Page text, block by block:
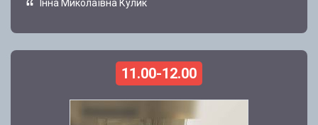
Інна Миколаївна Кулик
11.00-12.00